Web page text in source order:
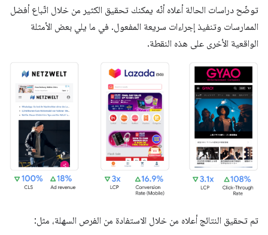
توضّح دراسات الحالة أعلاه أنّه يمكنك تحقيق الكثير من خلال اتّباع أفضل
الممارسات وتنفيذ إجراءات سريعة المفعول. في ما يلي بعض الأمثلة
الواقعية الأخرى على هذه النقطة.
تم تحقيق النتائج أعلاه من خلال الاستفادة من الفرص السهلة، مثل: